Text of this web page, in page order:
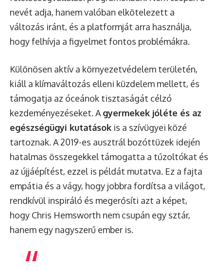
nevét adja, hanem valóban elkötelezett a
változás iránt, és a platformját arra használja,
hogy felhívja a figyelmet fontos problémákra.
Különösen aktív a környezetvédelem területén,
kiáll a klímaváltozás elleni küzdelem mellett, és
támogatja az óceánok tisztaságát célzó
kezdeményezéseket. A gyermekek jóléte és az
egészségügyi kutatások is a szívügyei közé
tartoznak. A 2019-es ausztrál bozóttüzek idején
hatalmas összegekkel támogatta a tűzoltókat és
az újjáépítést, ezzel is példát mutatva. Ez a fajta
empátia és a vágy, hogy jobbra fordítsa a világot,
rendkívül inspiráló és megerősíti azt a képet,
hogy Chris Hemsworth nem csupán egy sztár,
hanem egy nagyszerű ember is.